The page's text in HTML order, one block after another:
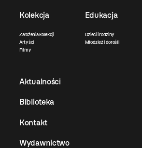
Kolekcja
Założenia kolekcji
Artyści
Filmy
Edukacja
Dzieci i rodziny
Młodzież i dorośli
Aktualności
Biblioteka
Kontakt
Wydawnictwo